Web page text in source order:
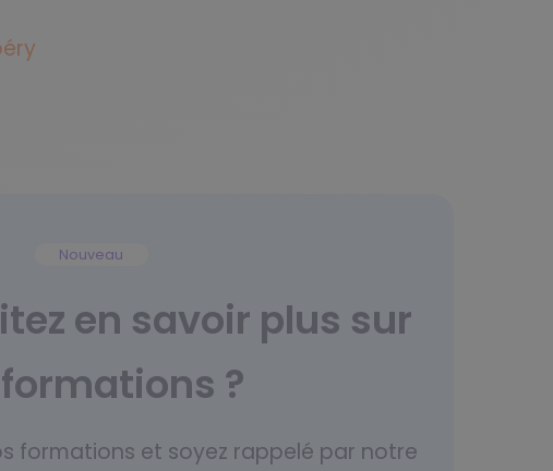
Nouveau
en savoir plus sur
?
formations et soyez rappelé par notre